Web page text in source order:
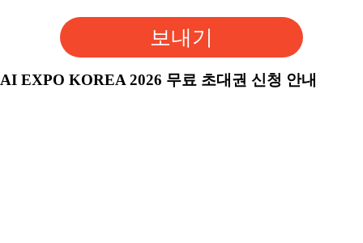
보내기
AI EXPO KOREA 2026 무료 초대권 신청 안내